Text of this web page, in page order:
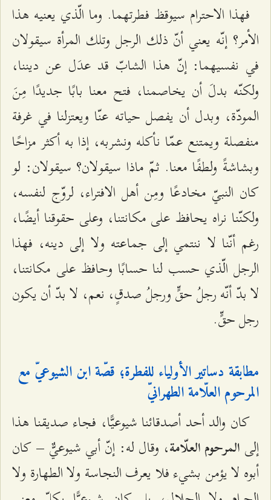
فهذا الاحترام سيوقظ فطرتهما. وما الّذي يعنيه هذا
الأمر؟ إنّه يعني أنّ ذلك الرجل وتلك المرأة سيقولان
في نفسيهما: إنّ هذا الشابّ قد عدَل عن ديننا،
ولكنّه بدلَ أن يخاصمنا، فتح معنا بابًا جديدًا مِنَ
المودّة، وبدل أن يفصل حياته عنّا ويعتزلنا في غرفة
منفصلة ويمتنع عمّا نأكله ونشربه، إذا به أكثر مزاحًا
وبشاشةً ولطفًا معنا. ثمّ ماذا سيقولان؟ سيقولان: لو
كان النبيّ مخادعًا ومِن أهل الافتراء، لروّج لنفسه،
ولكنّنا نراه يحافظ على مكانتنا، وعلى حقوقنا أيضًا،
رغم أنّنا لا ننتمي إلى جماعته ولا إلى دينه، فهذا
الرجل الّذي حسب لنا حسابًا وحافظ على مكانتنا،
لا بدّ أنّه رجلُ حقٍّ ورجلُ صدقٍ، نعم، لا بدّ أن يكون
رجل حقٍّ.
مطابقة دساتير الأولياء للفطرة؛ قصّة ابن الشيوعيّ مع
المرحوم العلّامة الطهرانيّ
كان والد أحد أصدقائنا شيوعيًّا، فجاء صديقنا هذا
إلى المرحوم العلّامة، وقال له: إنّ أبي شيوعيٌّ – كان
أبوه لا يؤمن بشيء فلا يعرف النجاسة ولا الطهارة ولا